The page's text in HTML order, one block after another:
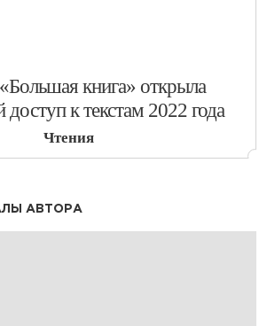
книга» открыла
доступ к текстам 2022 года
Чтения
АВТОРА